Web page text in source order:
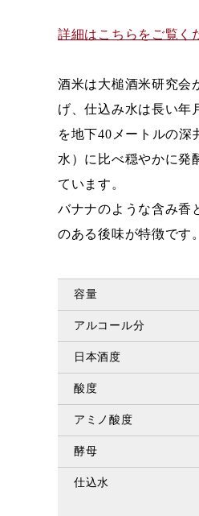
詳細はこちらをご覧く
酒米は大槌酒米研究会
げ、仕込み水は長い年
を地下40メートルの
水）に比べ穏やかに発
ています。
バナナのような含み香
のある後味が特徴です。
容量
アルコール分
日本酒度
酸度
アミノ酸度
酵母
仕込水